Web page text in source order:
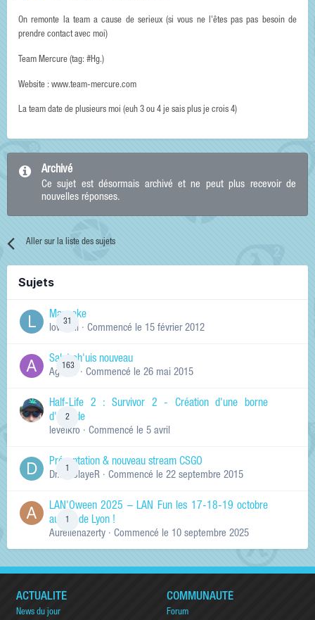
On remonte la team a cause de serieux (si vous ne l'êtes pas pas besoin de
prendre contact avec moi)
Team Mercure (tag: #Hg.)
Website : www.team-mercure.com
La team date de plusieurs moi (euh 3 ou 4 je sais plus je crois 4)
Archivé
Ce sujet est désormais archivé et ne peut plus recevoir de
nouvelles réponses.
Aller sur la liste des sujets
Sujets
31
Manneke
lowskill · Commencé le 15 février 2012
163
Salut ch'uis nouveau
Ag0Nie · Commencé le 26 mai 2015
2
Half-Life 2 : Survivor 2 - Création d'une borne
d'arcade
levelkro · Commencé le 5 avril
Présentation & nouveau stream CSGO
Dr.KinSlayeR · Commencé le 22 septembre 2015
LAN'Oween 2025 – LAN Fun les 17-18-19 octobre
au sud de Lyon !
Aurelienazerty · Commencé le 10 septembre 2025
ACTUALITÉ
News du jour
COMMUNAUTÉ
Forum